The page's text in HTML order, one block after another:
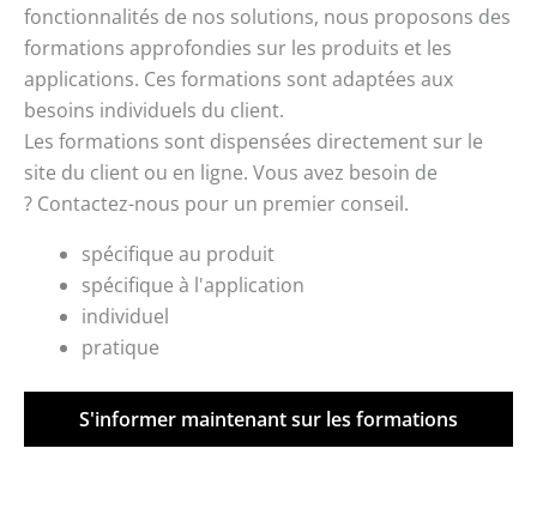
fonctionnalités de nos solutions, nous proposons des
formations approfondies sur les produits et les
applications. Ces formations sont adaptées aux
besoins individuels du client.
Les formations sont dispensées directement sur le
site du client ou en ligne. Vous avez besoin de
? Contactez-nous pour un premier conseil.
spécifique au produit
spécifique à l'application
individuel
pratique
S'informer maintenant sur les formations